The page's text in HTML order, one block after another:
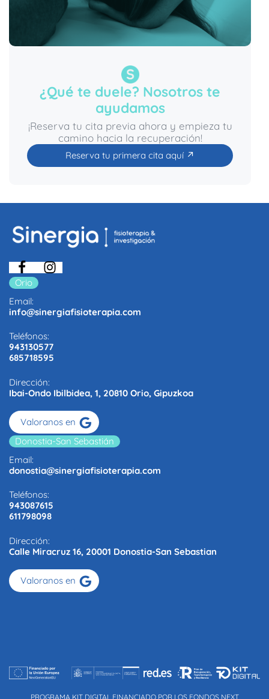
¿Qué te duele? Nosotros te
ayudamos
¡Reserva tu cita previa ahora y empieza tu
camino hacia la recuperación!
Reserva tu primera cita aquí ↗
Orio
Email:
info@sinergiafisioterapia.com
Teléfonos:
943130577
685718595
Dirección:
Ibai-Ondo Ibilbidea, 1, 20810 Orio, Gipuzkoa
Valoranos en
Donostia-San Sebastián
Email:
donostia@sinergiafisioterapia.com
Teléfonos:
943087615
611798098
Dirección:
Calle Miracruz 16, 20001 Donostia-San Sebastian
Valoranos en
PROGRAMA KIT DIGITAL FINANCIADO POR LOS FONDOS NEXT